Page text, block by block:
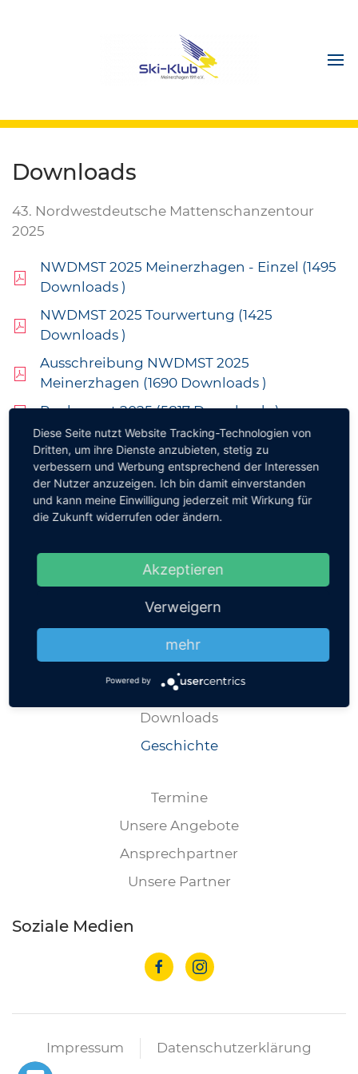
Downloads
43. Nordwestdeutsche Mattenschanzentour
2025
NWDMST 2025 Meinerzhagen - Einzel (1495
Downloads )
NWDMST 2025 Tourwertung (1425
Downloads )
Ausschreibung NWDMST 2025
Meinerzhagen (1690 Downloads )
Reglement 2025 (5817 Downloads )
Beitrittserklärung
Beitrittserklärung (10989 Downloads )
Home
News
Downloads
Geschichte
Termine
Unsere Angebote
Ansprechpartner
Unsere Partner
Soziale Medien
Impressum Datenschutzerklärung
Diese Seite nutzt Website Tracking-Technologien von
Dritten, um ihre Dienste anzubieten, stetig zu
verbessern und Werbung entsprechend der Interessen
der Nutzer anzuzeigen. Ich bin damit einverstanden
und kann meine Einwilligung jederzeit mit Wirkung für
die Zukunft widerrufen oder ändern.
Akzeptieren
Verweigern
mehr
Powered by